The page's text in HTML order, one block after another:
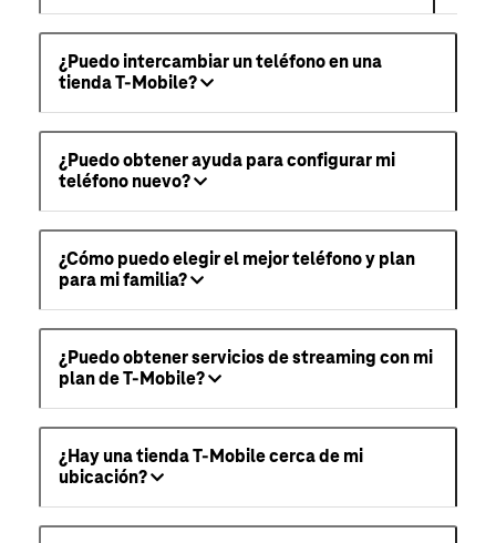
¿Puedo intercambiar un teléfono en una
tienda T-Mobile?
¿Puedo obtener ayuda para configurar mi
teléfono nuevo?
¿Cómo puedo elegir el mejor teléfono y plan
para mi familia?
¿Puedo obtener servicios de streaming con mi
plan de T-Mobile?
¿Hay una tienda T-Mobile cerca de mi
ubicación?